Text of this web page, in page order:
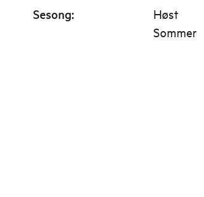
Sesong:
Høst
Sommer